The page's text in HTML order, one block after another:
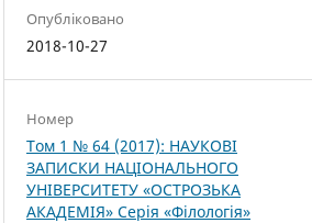
Опубліковано
2018-10-27
Номер
Том 1 № 64 (2017): НАУКОВІ
ЗАПИСКИ НАЦІОНАЛЬНОГО
УНІВЕРСИТЕТУ «ОСТРОЗЬКА
АКАДЕМІЯ» Серія «Філологія»